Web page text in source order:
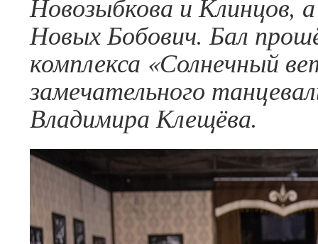
Новозыбкова и Клинцов,
Новых Бобович. Бал
комплекса «Солнечный
замечательного
Владимира Клещёва.